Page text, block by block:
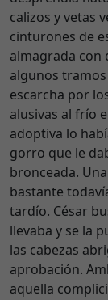
calizos y vetas
cinturones de
almagrada con
algunos
escarcha por
alusivas al frío
adoptiva lo
gorro que le
bronceada.
bastante
tardío. César
llevaba y se la
las cabezas
aprobación.
aquella